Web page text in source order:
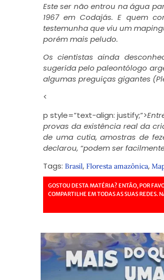
Este ser não entrou na água
1967 em Codajás. E quem
testemunha que viu um
porém mais peludo.
Os cientistas ainda
sugerida pelo paleontólogo
algumas preguiças gigantes
<
p style=”text-align: justify;”>
provas da existência real da
de uma cutia, amostras de
declarou, “podem ser
Tags: Brasil, Floresta amazônica,
GOSTOU DESTA MATÉRIA? ENTÃO, POR
COMPARTILHE EM TODAS AS SUAS REDES.